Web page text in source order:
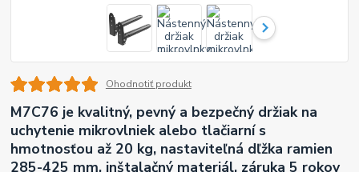
Ohodnotiť produkt
M7C76 je kvalitný, pevný a bezpečný držiak na
uchytenie mikrovlniek alebo tlačiarní s
hmotnosťou až 20 kg, nastaviteľná dľžka ramien
285-425 mm, inštalačný materiál, záruka 5 rokov